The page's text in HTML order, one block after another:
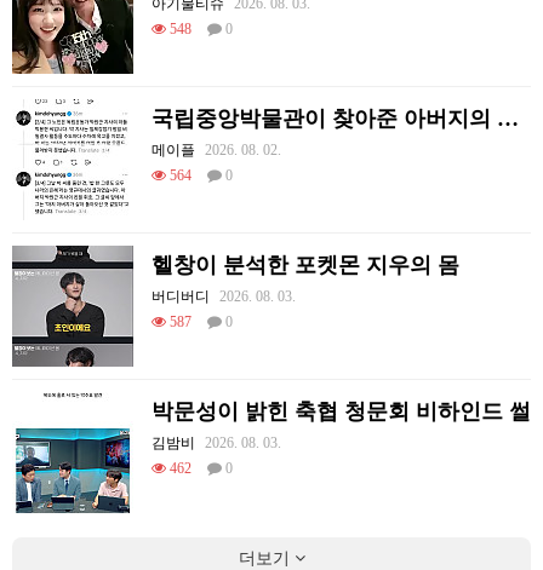
아기물티슈
2026. 08. 03.
548
0
국립중앙박물관이 찾아준 아버지의 흔적
메이플
2026. 08. 02.
564
0
헬창이 분석한 포켓몬 지우의 몸
버디버디
2026. 08. 03.
587
0
박문성이 밝힌 축협 청문회 비하인드 썰
김밤비
2026. 08. 03.
462
0
더보기